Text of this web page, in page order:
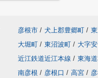
彦根市 / 犬上郡豊郷町 /
大堀町 / 東沼波町 / 大字
近江鉄道近江本線 / 東海
南彦根 / 彦根口 / 高宮 /